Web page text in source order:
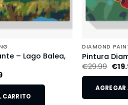
– Lago Balea,
CARRITO
DIAMOND
Pintura
€29.99 €
AGREGAR